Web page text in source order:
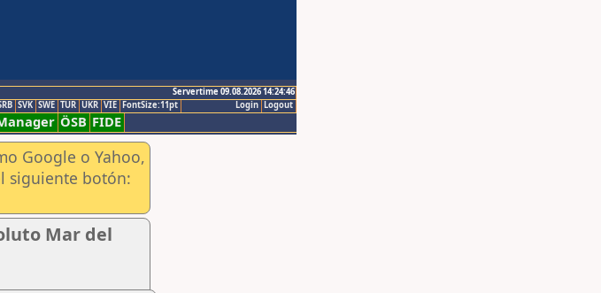
Servertime 09.08.2026 14:24:46
Logout
Login
SVK SWE TUR UKR VIE FontSize:11pt
ÖSB FIDE
Google o Yahoo,
siguiente botón:
Mar del